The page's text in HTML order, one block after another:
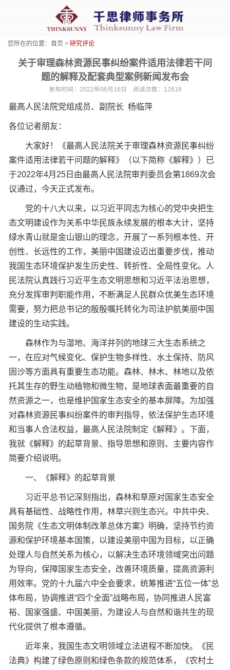
您所在的位置： 首页 > 研究评论
关于审理森林资源民事纠纷案件适用法律若干问
题的解释及配套典型案例新闻发布会
发布时间：2022年06月16日 阅读次数：12816
最高人民法院党组成员、副院长 杨临萍
各位记者朋友：
大家好！《最高人民法院关于审理森林资源民事纠纷
案件适用法律若干问题的解释》（以下简称《解释》）已
于2022年4月25日由最高人民法院审判委员会第1869次会
议通过，今天正式发布。
党的十八大以来，以习近平同志为核心的党中央把生
态文明建设作为关系中华民族永续发展的根本大计，坚持
绿水青山就是金山银山的理念，开展了一系列根本性、开
创性、长远性的工作，美丽中国建设迈出重要步伐，推动
我国生态环境保护发生历史性、转折性、全局性变化。人
民法院认真践行习近平生态文明思想和习近平法治思想，
充分发挥审判职能作用，不断满足人民群众优美生态环境
需要，努力把总书记的殷殷嘱托转化为司法护航美丽中国
建设的生动实践。
森林作为与湿地、海洋并列的地球三大生态系统之
一，在应对气候变化、保护生物多样性、水土保持、防风
固沙等方面具有重要生态功能。森林、林木、林地以及依
托其生存的野生动植物和微生物，是地球表面最重要的自
然资源之一，也是维护国家生态安全的基本屏障。为加强
对森林资源民事纠纷案件的审判指导，依法保护生态环境
和当事人合法权益，最高人民法院制定《解释》。下面，
我就《解释》的起草背景、指导思想和原则、主要内容作
简要介绍说明。
一、《解释》的起草背景
习近平总书记深刻指出，森林和草原对国家生态安全
具有基础性、战略性作用，林草兴则生态兴。中共中央、
国务院《生态文明体制改革总体方案》明确，坚持节约资
源和保护环境基本国策，以建设美丽中国为目标，以正确
处理人与自然关系为核心，以解决生态环境领域突出问题
为导向，保障国家生态安全，改善环境质量，提高资源利
用效率。党的十九届六中全会要求，统筹推进“五位一体”总
体布局，协调推进“四个全面”战略布局，协同推进人民富
裕、国家强盛、中国美丽，为建设人与自然和谐共生的现
代化提供了根本遵循。
近年来，我国生态文明领域立法进程不断加快。《民
法典》构建了绿色原则和绿色条款的规范体系，《农村土